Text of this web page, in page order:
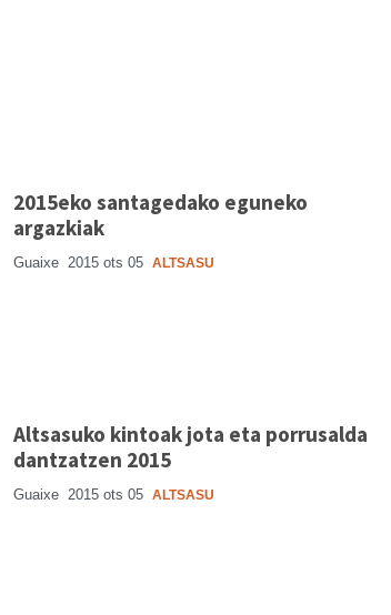
2015eko santagedako eguneko
argazkiak
Guaixe 2015 ots 05 ALTSASU
Altsasuko kintoak jota eta porrusalda
dantzatzen 2015
Guaixe 2015 ots 05 ALTSASU